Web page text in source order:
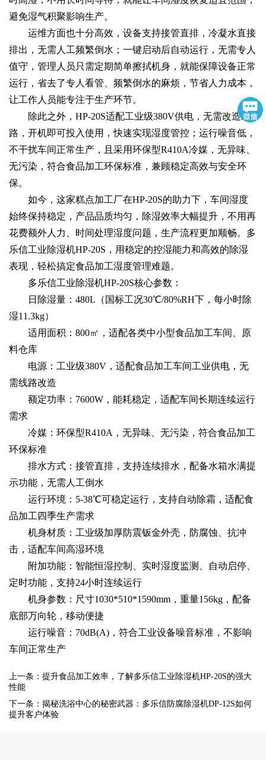
避免湿气积聚影响生产。
运维方面也十分高效，设备支持接管直排，冷凝水直接
排出，无需人工频繁倒水；一键启动后自动运行，无需专人
值守，管理人员只需定期简单擦拭机身，就能保障设备正常
运行，省去了专人看管、频繁倒水的麻烦，节省人力成本，
让工作人员能专注于生产环节。
除此之外，HP-20S适配工业级380V供电，无需改造线
路，开机即可投入使用，快速实现湿度管控；运行噪音低，
不干扰车间正常生产，且采用环保型R410A冷媒，无异味、
无污染，符合食品加工环保标准，兼顾稳定高效与安全环
保。
如今，这家糕点加工厂在HP-20S的助力下，车间湿度
始终保持稳定，产品品质均匀，除湿效率大幅提升，不用再
花费额外人力、时间处理湿度问题，生产流程更加顺畅。多
乐信工业除湿机HP-20S，用稳定的控湿能力和高效的除湿
表现，轻松搞定食品加工湿度管理难题。
多乐信工业除湿机HP-20S核心参数：
日除湿量：480L（国标工况30℃/80%RH下，每小时除
湿11.3kg）
适用面积：800㎡，适配各类中小型食品加工车间、原
料仓库
电源：工业级380V，适配食品加工车间工业供电，无
需线路改造
额定功率：7600W，能耗稳定，适配车间长期连续运行
需求
冷媒：环保型R410A，无异味、无污染，符合食品加工
环保标准
排水方式：接管直排，支持连续排水，配备水箱水满提
示功能，无需人工倒水
运行环境：5-38℃可稳定运行，支持自动除霜，适配食
品加工四季生产需求
机身材质：工业级加厚防震钣金外壳，防腐蚀、抗冲
击，适配车间高湿环境
附加功能：智能恒湿控制、实时湿度监测、自动启停、
定时功能，支持24小时连续运行
机身参数：尺寸1030*510*1590mm，重量156kg，配备
底部万向轮，移动便捷
运行噪音：70dB(A)，符合工业设备噪音标准，不影响
车间正常生产
上一条：提升食品加工效率，了解多乐信工业除湿机HP-20S的强大
性能
下一条：揭秘洗浴中心的秘密武器：多乐信防腐除湿机DP-12S如何
提升客户体验